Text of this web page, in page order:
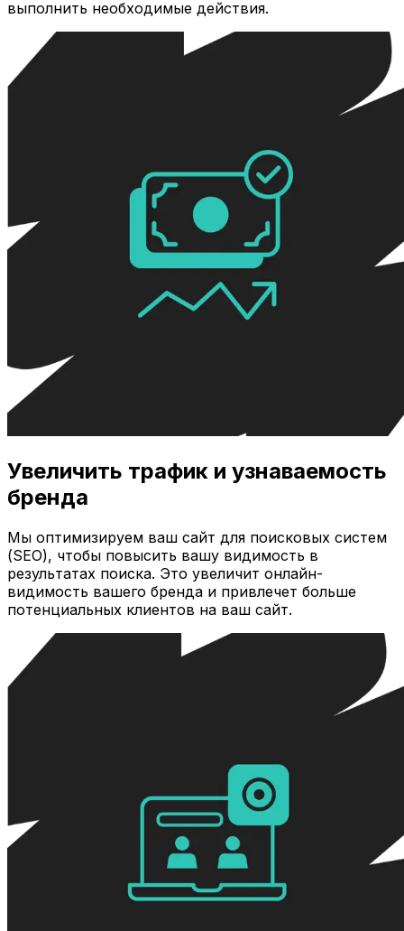
выполнить необходимые действия.
Увеличить трафик и узнаваемость
бренда
Мы оптимизируем ваш сайт для поисковых систем
(SEO), чтобы повысить вашу видимость в
результатах поиска. Это увеличит онлайн-
видимость вашего бренда и привлечет больше
потенциальных клиентов на ваш сайт.